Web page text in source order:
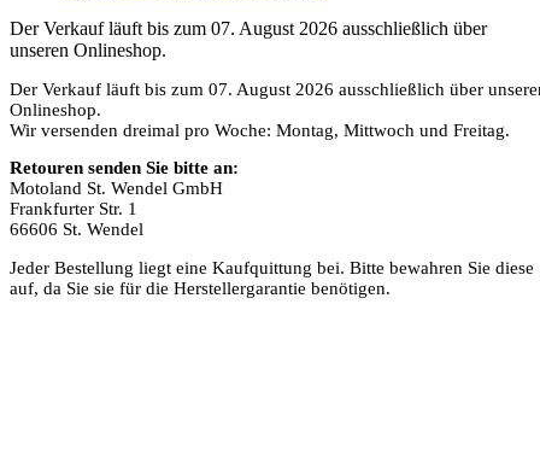
Der Verkauf läuft bis zum 07. August 2026 ausschließlich über
unseren Onlineshop.
Der Verkauf läuft bis zum 07. August 2026 ausschließlich über
Onlineshop.
Wir versenden dreimal pro Woche: Montag, Mittwoch und Freitag.
Retouren senden Sie bitte an:
Motoland St. Wendel GmbH
Frankfurter Str. 1
66606 St. Wendel
Jeder Bestellung liegt eine Kaufquittung bei. Bitte bewahren Sie diese
auf, da Sie sie für die Herstellergarantie benötigen.